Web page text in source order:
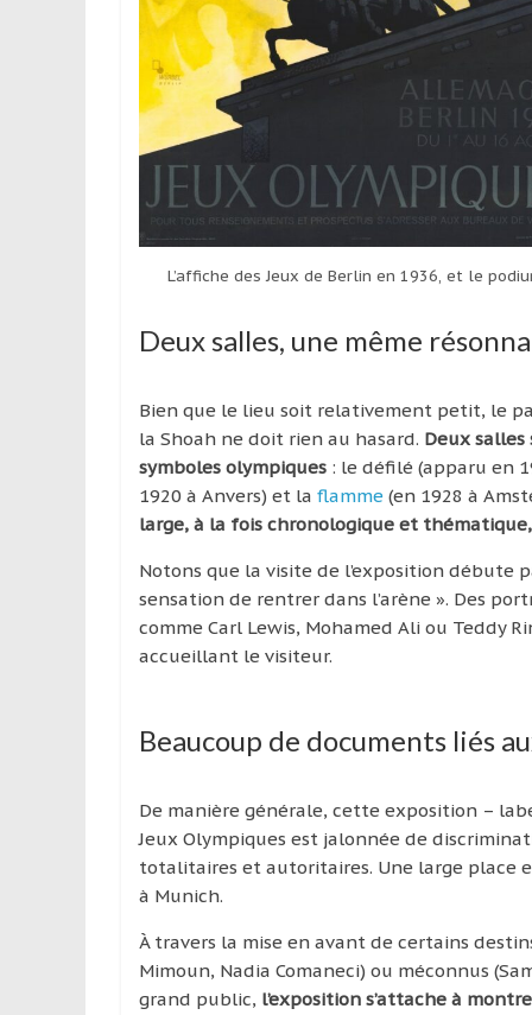
L’affiche des Jeux de Berlin en 1936, et le
Deux salles, une même
Bien que le lieu soit relativement petit, le
la Shoah ne doit rien au hasard. Deux salles
symboles olympiques : le défilé (apparu en
1920 à Anvers) et la flamme (en 1928 à
large, à la fois chronologique et
Notons que la visite de l’exposition débute
sensation de rentrer dans l’arène ». Des
comme Carl Lewis, Mohamed Ali ou Teddy
accueillant le visiteur.
Beaucoup de documents liés
De manière générale, cette exposition –
Jeux Olympiques est jalonnée de
totalitaires et autoritaires. Une large place
à Munich.
À travers la mise en avant de certains
Mimoun, Nadia Comaneci) ou méconnus
grand public, l’exposition s’attache à